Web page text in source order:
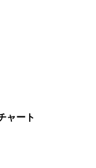
ャート